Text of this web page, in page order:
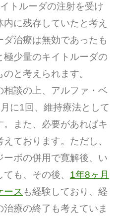
トルーダの注射を受け
に残存していたと考え
ダ治療は無効であったも
少量のキイトルーダの
と考えられます。
談の上、アルファ・ベ
に1回、維持療法として
また、必要があればキ
ております。ただし、
ーボの併用で寛解後、い
も、その後、 1年8ヶ月
ース も経験しており、経
療の終了も考えていま